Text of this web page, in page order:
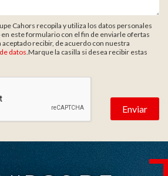
Cahors recopila y utiliza los datos personales
este formulario con el fin de enviarle ofertas
aceptado recibir, de acuerdo con nuestra
datos.Marque la casilla si desea recibir estas